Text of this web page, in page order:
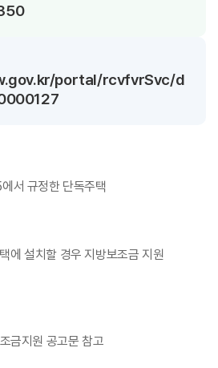
portal/rcvfvrSvc/d
서 규정한 단독주택
에 설치할 경우 지방보조금 지원
금지원 공고문 참고